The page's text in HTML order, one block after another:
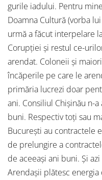
gurile iadului. Pentru
Doamna Cultură (vorba
urmă a făcut interpelare
Corupției și restul ce-
arendat. Coloneii și
încăperile pe care le
primăria lucrezi doar
ani. Consiliul Chișinău n-
buni. Respectiv toți sau
București au contractele
de prelungire a
de aceeași ani buni. Și
Arendașii plătesc